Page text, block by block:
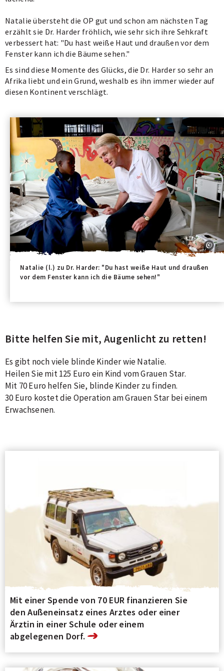
Natalie (l.) zu Dr. Harder: "Du hast weiße Haut und draußen
vor dem Fenster kann ich die Bäume sehen!"
Natalie übersteht die OP gut und schon am nächsten Tag
erzählt sie Dr. Harder fröhlich, wie sehr sich ihre Sehkraft
verbessert hat: "Du hast weiße Haut und draußen vor dem
Fenster kann ich die Bäume sehen."
Es sind diese Momente des Glücks, die Dr. Harder so sehr an
Afrika liebt und ein Grund, weshalb es ihn immer wieder auf
diesen Kontinent verschlägt.
Bitte helfen Sie mit, Augenlicht zu retten!
Es gibt noch viele blinde Kinder wie Natalie.
Heilen Sie mit 125 Euro ein Kind vom Grauen Star.
Mit 70 Euro helfen Sie, blinde Kinder zu finden.
30 Euro kostet die Operation am Grauen Star bei einem
Erwachsenen.
Mit einer Spende von 70 EUR finanzieren Sie
den Außeneinsatz eines Arztes oder einer
Ärztin in einer Schule oder einem
abgelegenen Dorf.